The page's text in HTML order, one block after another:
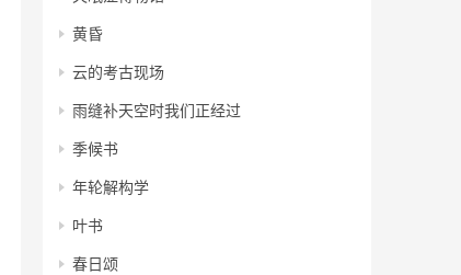
黄昏
云的考古现场
雨缝补天空时我们正经过
季候书
年轮解构学
叶书
春日颂